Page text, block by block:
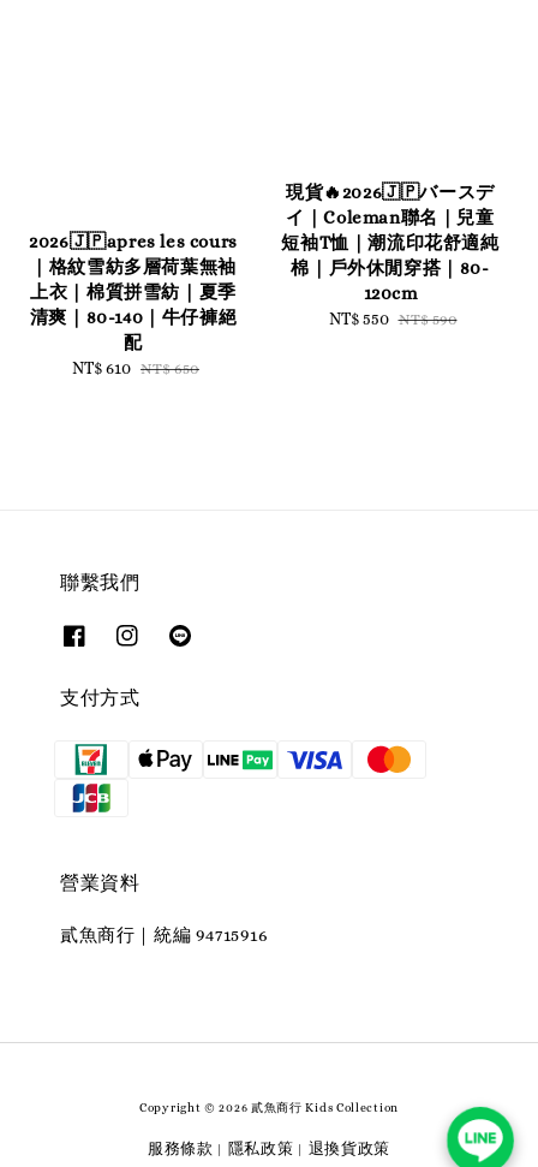
2026🇯🇵apres les cours
｜格紋雪紡多層荷葉無袖
上衣｜棉質拼雪紡｜夏季
清爽｜80-140｜牛仔褲絕
配
Sale
NT$ 610 Regular
NT$ 650
現貨🔥2026🇯🇵バースデ
イ｜Coleman聯名｜兒童
短袖T恤｜潮流印花舒適純
棉｜戶外休閒穿搭｜80-
120cm
Sale
NT$ 550 Regular
NT$ 590
聯繫我們
支付方式
營業資料
貳魚商行｜統編 94715916
Copyright © 2026 貳魚商行 Kids Collection
服務條款 隱私政策 退換貨政策